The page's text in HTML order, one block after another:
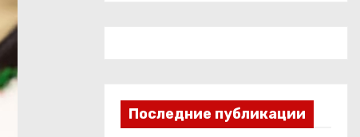
Последние публикации